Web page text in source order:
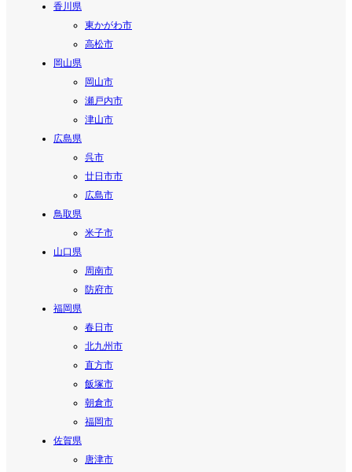
香川県
東かがわ市
高松市
岡山県
岡山市
瀬戸内市
津山市
広島県
呉市
廿日市市
広島市
鳥取県
米子市
山口県
周南市
防府市
福岡県
春日市
北九州市
直方市
飯塚市
朝倉市
福岡市
佐賀県
唐津市